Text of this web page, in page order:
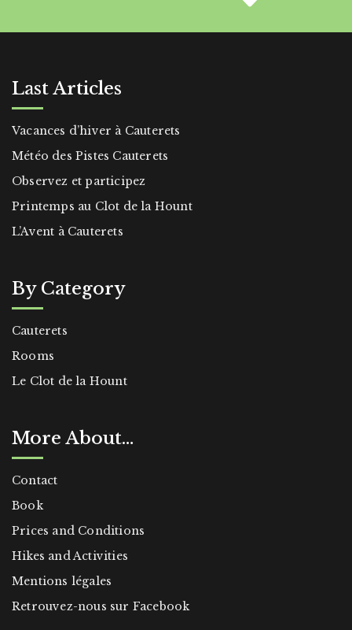
Last Articles
Vacances d’hiver à Cauterets
Météo des Pistes Cauterets
Observez et participez
Printemps au Clot de la Hount
L’Avent à Cauterets
By Category
Cauterets
Rooms
Le Clot de la Hount
More About…
Contact
Book
Prices and Conditions
Hikes and Activities
Mentions légales
Retrouvez-nous sur Facebook